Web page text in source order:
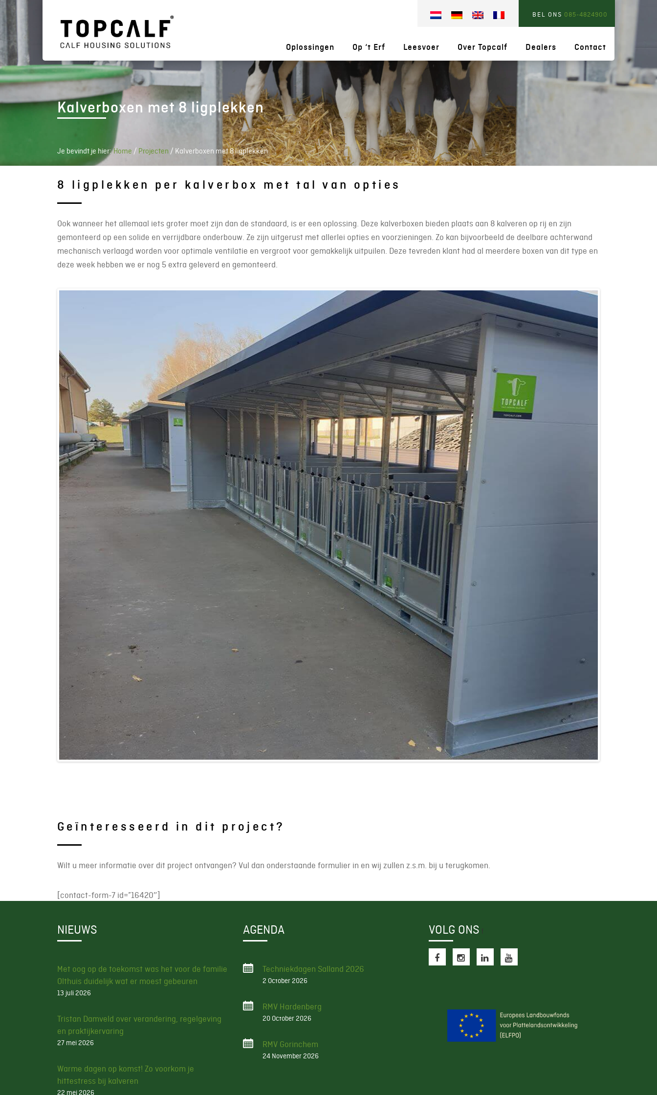
BEL ONS 085-4824900
Oplossingen Op ‘t Erf Leesvoer Over Topcalf Dealers Contact
Kalverboxen met 8 ligplekken
Je bevindt je hier: Home / Projecten / Kalverboxen met 8 ligplekken
8 ligplekken per kalverbox met tal van opties
Ook wanneer het allemaal iets groter moet zijn dan de standaard, is er een oplossing. Deze kalverboxen bieden plaats aan 8 kalveren op rij en zijn
gemonteerd op een solide en verrijdbare onderbouw. Ze zijn uitgerust met allerlei opties en voorzieningen. Zo kan bijvoorbeeld de deelbare achterwand
mechanisch verlaagd worden voor optimale ventilatie en vergroot voor gemakkelijk uitpuilen. Deze tevreden klant had al meerdere boxen van dit type en
deze week hebben we er nog 5 extra geleverd en gemonteerd.
Geïnteresseerd in dit project?
Wilt u meer informatie over dit project ontvangen? Vul dan onderstaande formulier in en wij zullen z.s.m. bij u terugkomen.
[contact-form-7 id=”16420″]
NIEUWS
Met oog op de toekomst was het voor de familie
Olthuis duidelijk wat er moest gebeuren
13 juli 2026
Tristan Damveld over verandering, regelgeving
en praktijkervaring
27 mei 2026
Warme dagen op komst! Zo voorkom je
hittestress bij kalveren
22 mei 2026
AGENDA
Techniekdagen Salland 2026
2 October 2026
RMV Hardenberg
20 October 2026
RMV Gorinchem
24 November 2026
VOLG ONS f